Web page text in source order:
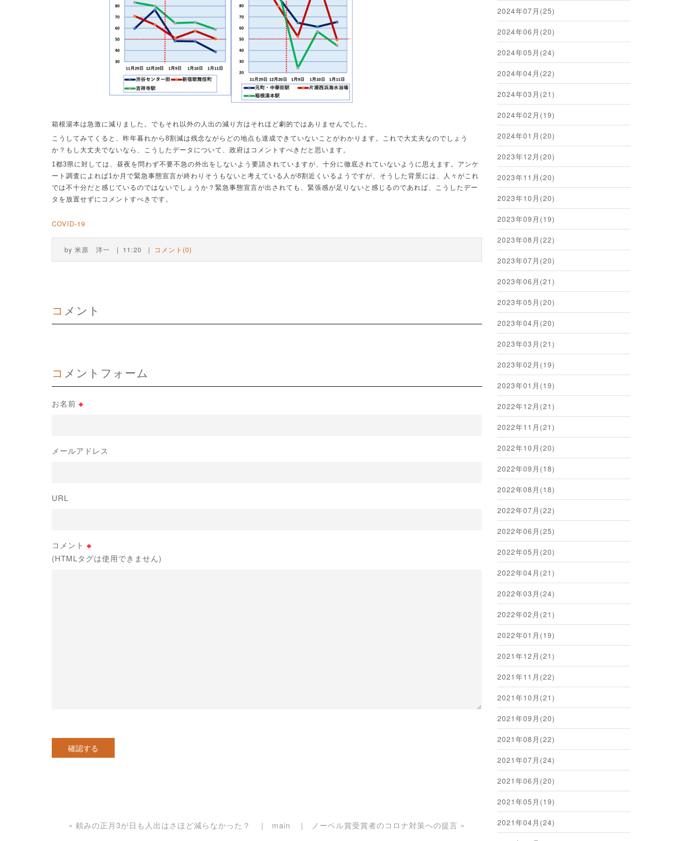
箱根湯本は急激に減りました。でもそれ以外の人出の減り方はそれほど劇的ではありませんでした。
こうしてみてくると、昨年暮れから 8割減は残念ながらどの地点も達成できていないことがわかります。これで大丈夫なのでしょう
か？もし大丈夫でないなら、こうしたデータについて、政府はコメントすべきだと思います。
1 都3県に対しては、昼夜を問わず不要不急の外出をしないよう要請されていますが、十分に徹底されていないように思えます。アンケ
ート調査によれば1 か月で緊急事態宣言が終わりそうもないと考えている人が8割近くいるようですが、そうした背景には、人々がこれ
では不十分だと感じているのではないでしょうか？緊急事態宣言が出されても、緊張感が足りないと感じるのであれば、こうしたデー
タを放置せずにコメントすべきです。
COVID-19
by 米原 洋一 11:20 コメント(0)
コメント
コメントフォーム
お名前 ※
メールアドレス
URL
コメント ※
(HTMLタグは使用できません)
«頼みの正月3が日も人出はさほど減らなかった？ main ノーベル賞受賞者のコロナ対策への提言 »
2024年07月(25)
2024年06月(20)
2024年05月(24)
2024年04月(22)
2024年03月(21)
2024年02月(19)
2024年01月(20)
2023年12月(20)
2023年11月(20)
2023年10月(20)
2023年09月(19)
2023年08月(22)
2023年07月(20)
2023年06月(21)
2023年05月(20)
2023年04月(20)
2023年03月(21)
2023年02月(19)
2023年01月(19)
2022年12月(21)
2022年11月(21)
2022年10月(20)
2022年09月(18)
2022年08月(18)
2022年07月(22)
2022年06月(25)
2022年05月(20)
2022年04月(21)
2022年03月(24)
2022年02月(21)
2022年01月(19)
2021年12月(21)
2021年11月(22)
2021年10月(21)
2021年09月(20)
2021年08月(22)
2021年07月(24)
2021年06月(20)
2021年05月(19)
2021年04月(24)